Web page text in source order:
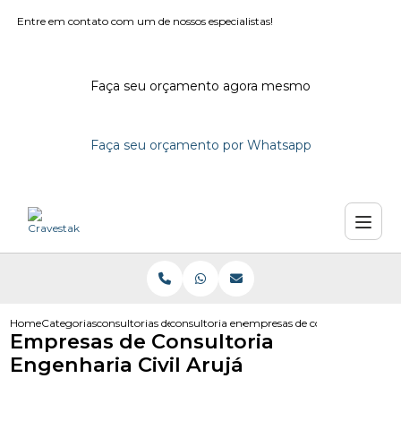
Entre em contato com um de nossos especialistas!
Faça seu orçamento agora mesmo
Faça seu orçamento por Whatsapp
HomeCategoriasconsultorias de engenhariaconsultoria engenharia em sao paulo
empresas de consultoria
Empresas de Consultoria
Engenharia Civil Arujá